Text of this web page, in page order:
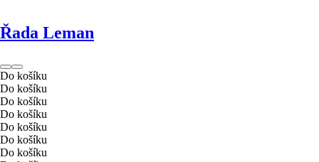
Řada Leman
Do košíku
Do košíku
Do košíku
Do košíku
Do košíku
Do košíku
Do košíku